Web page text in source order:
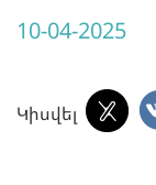
10-04-2025
Կիսվել